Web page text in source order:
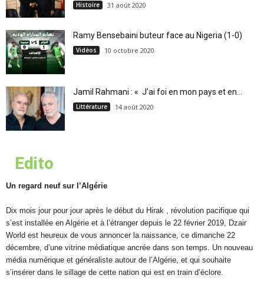
Histoire 31 août 2020
Ramy Bensebaini buteur face au Nigeria (1-0)
Vidéos 10 octobre 2020
Jamil Rahmani : « J’ai foi en mon pays et en...
Littérature 14 août 2020
Edito
Un regard neuf sur l’Algérie
Dix mois jour pour jour après le début du Hirak , révolution pacifique qui
s’est installée en Algérie et à l’étranger depuis le 22 février 2019, Dzair
World est heureux de vous annoncer la naissance, ce dimanche 22
décembre, d’une vitrine médiatique ancrée dans son temps. Un nouveau
média numérique et généraliste autour de l’Algérie, et qui souhaite
s’insérer dans le sillage de cette nation qui est en train d’éclore.